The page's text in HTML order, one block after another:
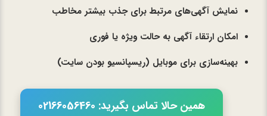
نمایش آگهی‌های مرتبط برای جذب بیشتر مخاطب
امکان ارتقاء آگهی به حالت ویژه یا فوری
بهینه‌سازی برای موبایل (ریسپانسیو بودن سایت)
همین حالا تماس بگیرید: 02166056460